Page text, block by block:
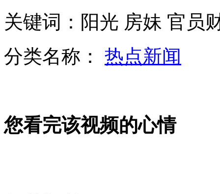
新西兰华人艺术家晨晓作品亮相中国美术馆
实录:舟曲特大泥石流灾后重建新闻通报会
穗港澳动漫游戏展重启开展
关键词：阳光 房妹 官员
分类名称： 热点新闻
您看完该视频的心情